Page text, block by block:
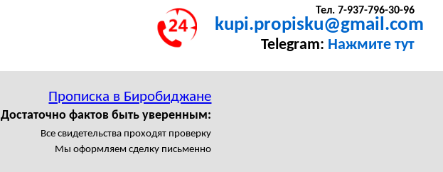
Тел. 7-937-796-30-96
kupi.propisku@gmail.com
Telegram: Нажмите тут
Прописка в Биробиджане
Достаточно фактов быть уверенным:
Все свидетельства проходят проверку
Мы оформляем сделку письменно